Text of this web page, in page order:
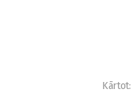
Kārtot: